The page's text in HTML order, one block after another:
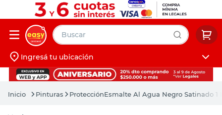
Buscar
Iniciá sesión
Ingresá tu ubicación
Pinturas ProtecciónEsmalte Al Agua Negro Satinado
muebles
pintura
escritorio